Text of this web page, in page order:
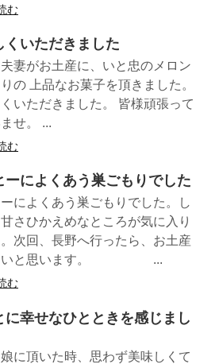
む
くいただきました
妻がお土産に、いと忠のメロン
の 上品なお菓子を頂きました。
いただきました。 皆様頑張って
せ。 ...
む
ーによくあう巣ごもりでした
によくあう巣ごもりでした。し
さひかえめなところが気に入り
次回、長野へ行ったら、お土産
いと思います。 ...
む
に幸せなひとときを感じまし
に頂いた時、思わず美味しくて